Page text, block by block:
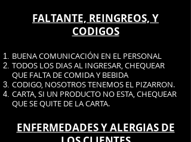
FALTANTE, REINGREOS, Y
CODIGOS
BUENA COMUNICACIÓN EN EL PERSONAL
TODOS LOS DIAS AL INGRESAR, CHEQUEAR
QUE FALTA DE COMIDA Y BEBIDA
CODIGO, NOSOTROS TENEMOS EL PIZARRON.
CARTA, SI UN PRODUCTO NO ESTA, CHEQUEAR
QUE SE QUITE DE LA CARTA.
ENFERMEDADES Y ALERGIAS DE